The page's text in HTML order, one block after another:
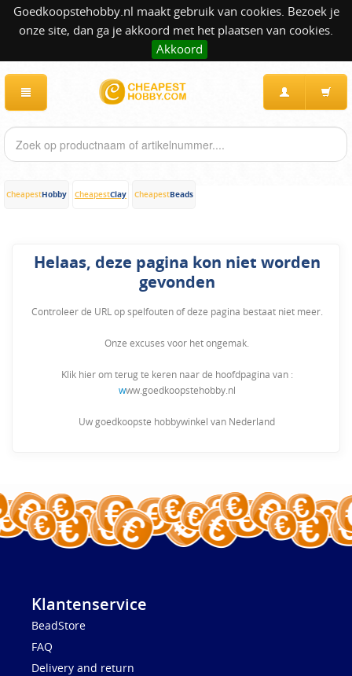
Goedkoopstehobby.nl maakt gebruik van cookies. Bezoek je
onze site, dan ga je akkoord met het plaatsen van cookies.
Akkoord
CheapestHobby CheapestClay CheapestBeads
Helaas, deze pagina kon niet worden
gevonden
Controleer de URL op spelfouten of deze pagina bestaat niet meer.
Onze excuses voor het ongemak.
Klik hier om terug te keren naar de hoofdpagina van :
www.goedkoopstehobby.nl
Uw goedkoopste hobbywinkel van Nederland
Klantenservice
BeadStore
FAQ
Delivery and return